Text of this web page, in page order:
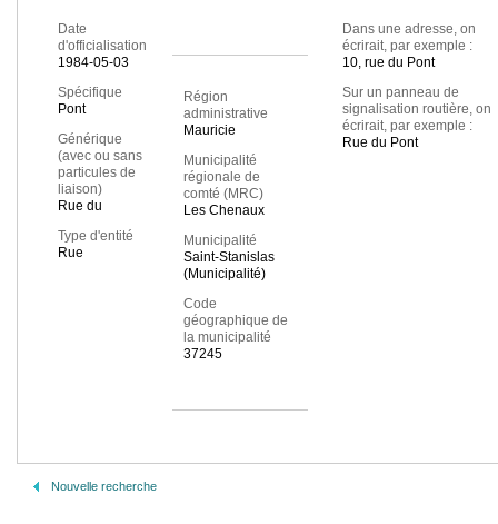
Date
d'officialisation
1984-05-03
Spécifique
Pont
Générique
(avec ou sans
particules de
liaison)
Rue du
Type d'entité
Rue
Région
administrative
Mauricie
Municipalité
régionale de
comté (MRC)
Les Chenaux
Municipalité
Saint-Stanislas
(Municipalité)
Code
géographique de
la municipalité
37245
Dans une adresse, on
écrirait, par exemple :
10, rue du Pont
Sur un panneau de
signalisation routière, on
écrirait, par exemple :
Rue du Pont
Nouvelle recherche